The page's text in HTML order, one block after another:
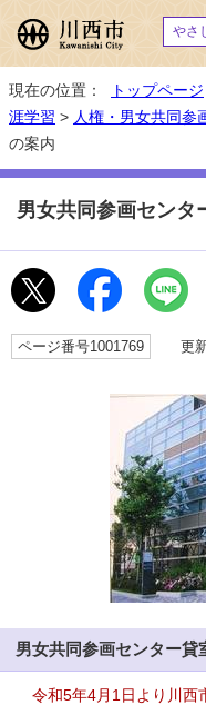
やさ
現在の位置： トップページ
涯学習 > 人権・男女共同参
の案内
男女共同参画センタ
ページ番号1001769 更新
男女共同参画センター貸
令和5年4月1日より川西